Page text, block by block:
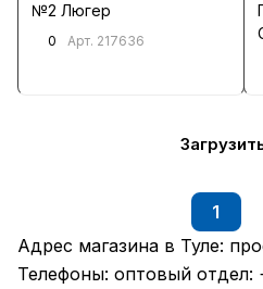
№2 Люгер
0 Арт. 217636
1
Адрес магазина в Туле:
Телефоны: оптовый отдел: